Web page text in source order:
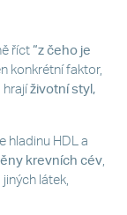
říct “z čeho je
konkrétní faktor,
hrajíživotní styl,
hladinu HDL a
krevních cév
látek,